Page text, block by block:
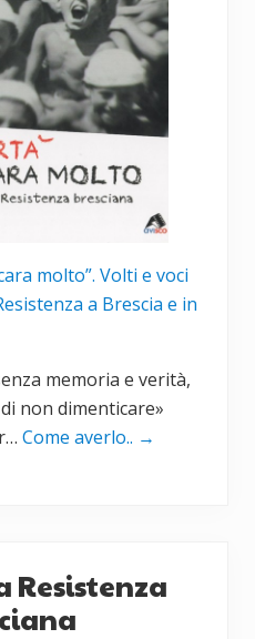
molto”. Volti e voci
a Brescia e in
memoria e verità,
non dimenticare»
Come averlo.. →
Resistenza